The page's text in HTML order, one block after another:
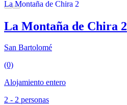
La Montaña de Chira 2
San Bartolomé
(0)
Alojamiento entero
2 - 2 personas